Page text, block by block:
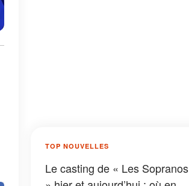
TOP NOUVELLES
Le casting de « Les Sopranos